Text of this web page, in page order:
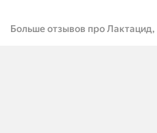
Больше отзывов про